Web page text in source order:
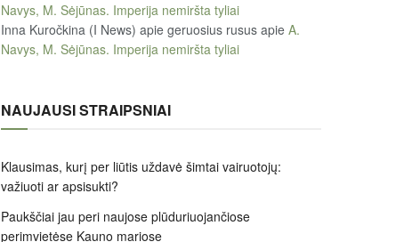
Navys, M. Sėjūnas. Imperija nemiršta tyliai
Inna Kuročkina (I News) apie geruosius rusus apie A.
Navys, M. Sėjūnas. Imperija nemiršta tyliai
NAUJAUSI STRAIPSNIAI
Klausimas, kurį per liūtis uždavė šimtai vairuotojų:
važiuoti ar apsisukti?
Paukščiai jau peri naujose plūduriuojančiose
perimvietėse Kauno mariose